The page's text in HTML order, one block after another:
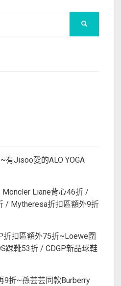
有Jisoo愛的ALO YOGA
Moncler Liane背心46折 /
/ Mytheresa折扣區額外9折
折扣區額外75折~Loewe圍
踝靴53折 / CDGP新品球鞋
9折~孫芸芸同款Burberry